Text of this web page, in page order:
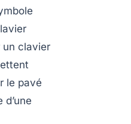
un clavier
le pavé
d’une